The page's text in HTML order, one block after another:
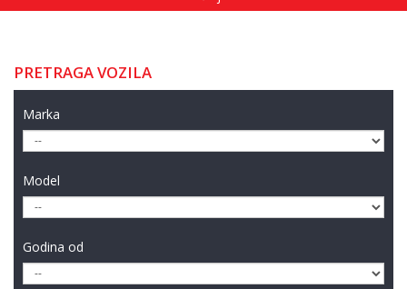
PRETRAGA VOZILA
Marka
Model
Godina od